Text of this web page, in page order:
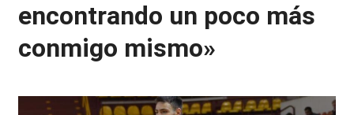
encontrando un poco más
conmigo mismo»